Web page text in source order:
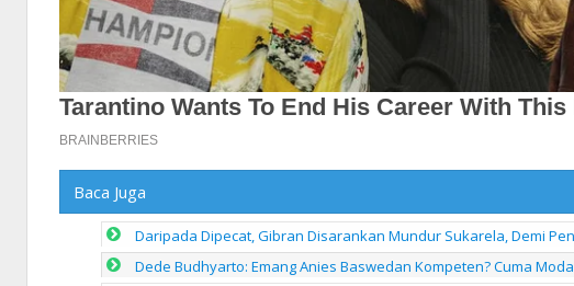
Baca Juga
Daripada Dipecat, Gibran Disarankan Mundur Sukarela, Demi
Dede Budhyarto: Emang Anies Baswedan Kompeten? Cuma